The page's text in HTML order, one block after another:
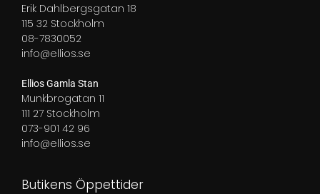
Erik Dahlbergsgatan 18
115 32 Stockholm
08-7830052
info@ellios.se
Ellios Gamla Stan
Munkbrogatan 11
111 27 Stockholm
073-901 42 96
info@ellios.se
Butikens Öppettider